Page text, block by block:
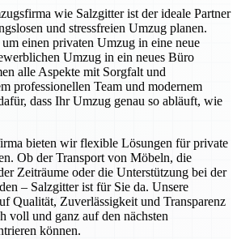
wie Salzgitter ist der ideale Partner
und stressfreien Umzug planen.
einen privaten Umzug in eine neue
Umzug in ein neues Büro
alle Aspekte mit Sorgfalt und
professionellen Team und modernem
dass Ihr Umzug genau so abläuft, wie
bieten wir flexible Lösungen für private
Ob der Transport von Möbeln, die
Zeiträume oder die Unterstützung bei der
– Salzgitter ist für Sie da. Unsere
Qualität, Zuverlässigkeit und Transparenz
voll und ganz auf den nächsten
können.